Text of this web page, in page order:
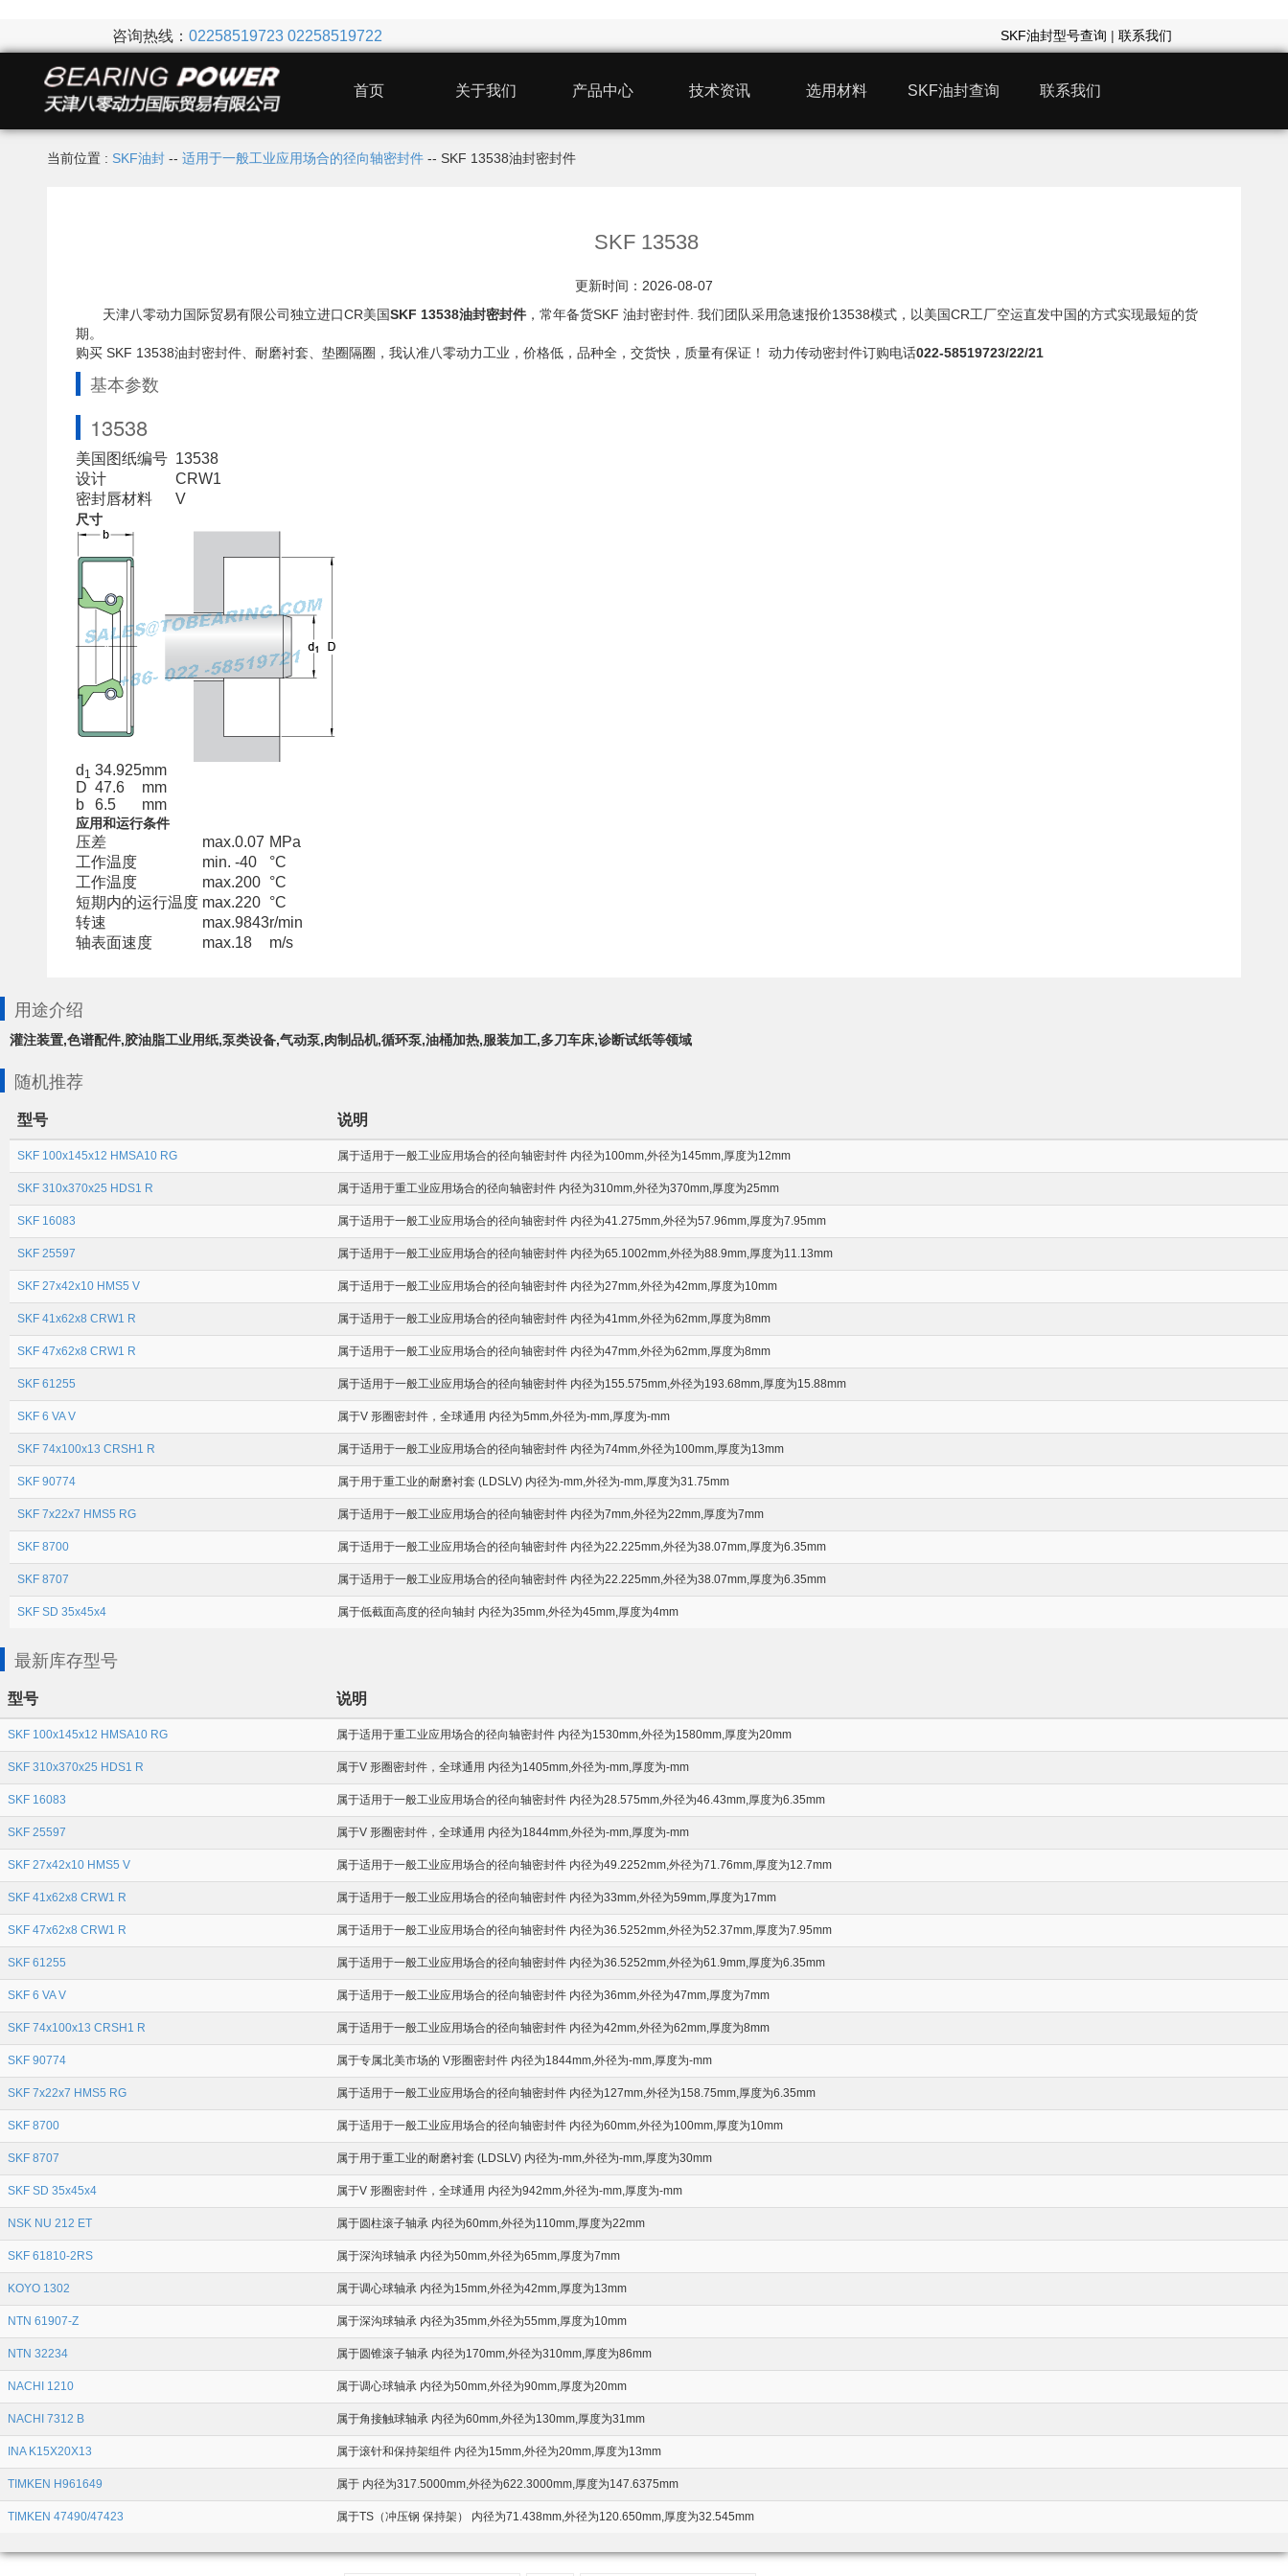
咨询热线： 02258519723 02258519722 SKF油封型号查询 |联系我们
首页 关于我们 产品中心 技术资讯 选用材料 SKF油封查询 联系我们
当前位置 : SKF油封-- 适用于一般工业应用场合的径向轴密封件-- SKF 13538油封密封件
SKF 13538
更新时间：2026-08-07
天津八零动力国际贸易有限公司独立进口CR美国SKF 13538油封密封件，常年备货SKF 油封密封件. 我们团队采用急速报价13538模式，以美国CR工厂空运直发中国的方式实现最短的货
期。
购买 SKF 13538油封密封件、耐磨衬套、垫圈隔圈，我认准八零动力工业，价格低，品种全，交货快，质量有保证！ 动力传动密封件订购电话022-58519723/22/21
基本参数
13538
美国图纸编号 13538
设计
CRW1
密封唇材料
V
尺寸
d 1 34.925mm
D 47.6
mm
b
6.5 mm
应用和运行条件
压差 max.0.07 MPa
工作温度
min. -40
°C
工作温度
max.200
°C
短期内的运行温度 max.220
°C
转速
max.9843r/min
轴表面速度
max.18 m/s
用途介绍
灌注装置,色谱配件,胶油脂工业用纸,泵类设备,气动泵,肉制品机,循环泵,油桶加热,服装加工,多刀车床,诊断试纸等领域
随机推荐
型号 说明
SKF 100x145x12 HMSA10 RG 属于适用于一般工业应用场合的径向轴密封件 内径为100mm,外径为145mm,厚度为12mm
SKF 310x370x25 HDS1 R 属于适用于重工业应用场合的径向轴密封件 内径为310mm,外径为370mm,厚度为25mm
SKF 16083 属于适用于一般工业应用场合的径向轴密封件 内径为41.275mm,外径为57.96mm,厚度为7.95mm
SKF 25597 属于适用于一般工业应用场合的径向轴密封件 内径为65.1002mm,外径为88.9mm,厚度为11.13mm
SKF 27x42x10 HMS5 V 属于适用于一般工业应用场合的径向轴密封件 内径为27mm,外径为42mm,厚度为10mm
SKF 41x62x8 CRW1 R 属于适用于一般工业应用场合的径向轴密封件 内径为41mm,外径为62mm,厚度为8mm
SKF 47x62x8 CRW1 R 属于适用于一般工业应用场合的径向轴密封件 内径为47mm,外径为62mm,厚度为8mm
SKF 61255 属于适用于一般工业应用场合的径向轴密封件 内径为155.575mm,外径为193.68mm,厚度为15.88mm
SKF 6 VA V 属于V 形圈密封件，全球通用 内径为5mm,外径为-mm,厚度为-mm
SKF 74x100x13 CRSH1 R 属于适用于一般工业应用场合的径向轴密封件 内径为74mm,外径为100mm,厚度为13mm
SKF 90774 属于用于重工业的耐磨衬套 (LDSLV) 内径为-mm,外径为-mm,厚度为31.75mm
SKF 7x22x7 HMS5 RG 属于适用于一般工业应用场合的径向轴密封件 内径为7mm,外径为22mm,厚度为7mm
SKF 8700 属于适用于一般工业应用场合的径向轴密封件 内径为22.225mm,外径为38.07mm,厚度为6.35mm
SKF 8707 属于适用于一般工业应用场合的径向轴密封件 内径为22.225mm,外径为38.07mm,厚度为6.35mm
SKF SD 35x45x4 属于低截面高度的径向轴封 内径为35mm,外径为45mm,厚度为4mm
最新库存型号
型号 说明
SKF 100x145x12 HMSA10 RG 属于适用于重工业应用场合的径向轴密封件 内径为1530mm,外径为1580mm,厚度为20mm
SKF 310x370x25 HDS1 R 属于V 形圈密封件，全球通用 内径为1405mm,外径为-mm,厚度为-mm
SKF 16083 属于适用于一般工业应用场合的径向轴密封件 内径为28.575mm,外径为46.43mm,厚度为6.35mm
SKF 25597 属于V 形圈密封件，全球通用 内径为1844mm,外径为-mm,厚度为-mm
SKF 27x42x10 HMS5 V 属于适用于一般工业应用场合的径向轴密封件 内径为49.2252mm,外径为71.76mm,厚度为12.7mm
SKF 41x62x8 CRW1 R 属于适用于一般工业应用场合的径向轴密封件 内径为33mm,外径为59mm,厚度为17mm
SKF 47x62x8 CRW1 R 属于适用于一般工业应用场合的径向轴密封件 内径为36.5252mm,外径为52.37mm,厚度为7.95mm
SKF 61255 属于适用于一般工业应用场合的径向轴密封件 内径为36.5252mm,外径为61.9mm,厚度为6.35mm
SKF 6 VA V 属于适用于一般工业应用场合的径向轴密封件 内径为36mm,外径为47mm,厚度为7mm
SKF 74x100x13 CRSH1 R 属于适用于一般工业应用场合的径向轴密封件 内径为42mm,外径为62mm,厚度为8mm
SKF 90774 属于专属北美市场的 V形圈密封件 内径为1844mm,外径为-mm,厚度为-mm
SKF 7x22x7 HMS5 RG 属于适用于一般工业应用场合的径向轴密封件 内径为127mm,外径为158.75mm,厚度为6.35mm
SKF 8700 属于适用于一般工业应用场合的径向轴密封件 内径为60mm,外径为100mm,厚度为10mm
SKF 8707 属于用于重工业的耐磨衬套 (LDSLV) 内径为-mm,外径为-mm,厚度为30mm
SKF SD 35x45x4 属于V 形圈密封件，全球通用 内径为942mm,外径为-mm,厚度为-mm
NSK NU 212 ET 属于圆柱滚子轴承 内径为60mm,外径为110mm,厚度为22mm
SKF 61810-2RS 属于深沟球轴承 内径为50mm,外径为65mm,厚度为7mm
KOYO 1302 属于调心球轴承 内径为15mm,外径为42mm,厚度为13mm
NTN 61907-Z 属于深沟球轴承 内径为35mm,外径为55mm,厚度为10mm
NTN 32234 属于圆锥滚子轴承 内径为170mm,外径为310mm,厚度为86mm
NACHI 1210 属于调心球轴承 内径为50mm,外径为90mm,厚度为20mm
NACHI 7312 B 属于角接触球轴承 内径为60mm,外径为130mm,厚度为31mm
INA K15X20X13 属于滚针和保持架组件 内径为15mm,外径为20mm,厚度为13mm
TIMKEN H961649 属于 内径为317.5000mm,外径为622.3000mm,厚度为147.6375mm
TIMKEN 47490/47423 属于TS（冲压钢 保持架） 内径为71.438mm,外径为120.650mm,厚度为32.545mm